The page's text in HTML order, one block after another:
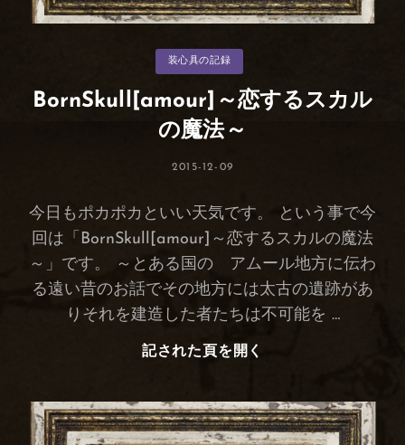
ー
装心具の記録
BornSkull[amour]～恋するスカル
の魔法～
投
2015-12-09
今日もポカポカといい天気です。 という事で今
回は「BornSkull[amour]～恋するスカルの魔法
～」です。 ～とある国の アムール地方に伝わ
る遠い昔のお話でその地方には太古の遺跡があ
りそれを建造した者たちは不可能を …
記された頁を開く
す
る